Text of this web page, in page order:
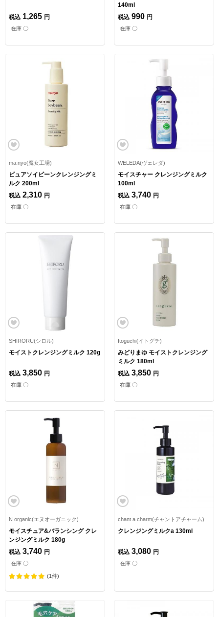
税込 1,265 円
在庫 〇
140ml
税込 990 円
在庫 〇
ma:nyo(魔女工場)
ピュアソイビーンクレンジングミ
ルク 200ml
税込 2,310 円
在庫 〇
WELEDA(ヴェレダ)
モイスチャー クレンジングミルク
100ml
税込 3,740 円
在庫 〇
SHIRORU(シロル)
モイストクレンジングミルク 120g
税込 3,850 円
在庫 〇
Itoguchi(イトグチ)
みどりまゆ モイストクレンジング
ミルク 180ml
税込 3,850 円
在庫 〇
N organic(エヌオーガニック)
モイスチュア&バランシング クレ
ンジングミルク 180g
税込 3,740 円
在庫 〇
(1件)
chant a charm(チャントアチャーム)
クレンジングミルクa 130ml
税込 3,080 円
在庫 〇